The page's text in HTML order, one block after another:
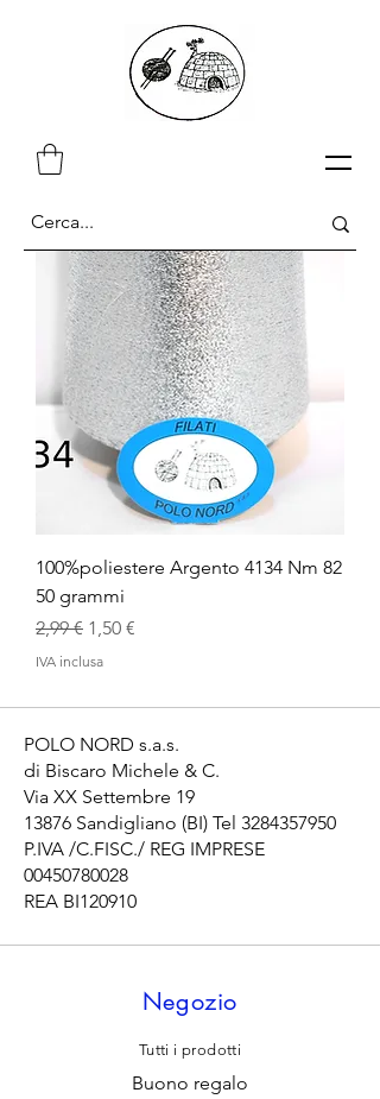
100%poliestere Argento 4134 Nm 82
50 grammi
Prezzo regolare
2,99 € Prezzo scontato
1,50 €
IVA inclusa
POLO NORD s.a.s.
di Biscaro Michele & C.
Via XX Settembre 19
13876 Sandigliano (BI) Tel 3284357950
P.IVA /C.FISC./ REG IMPRESE
00450780028
REA BI120910
Negozio
Tutti i prodotti
Buono regalo